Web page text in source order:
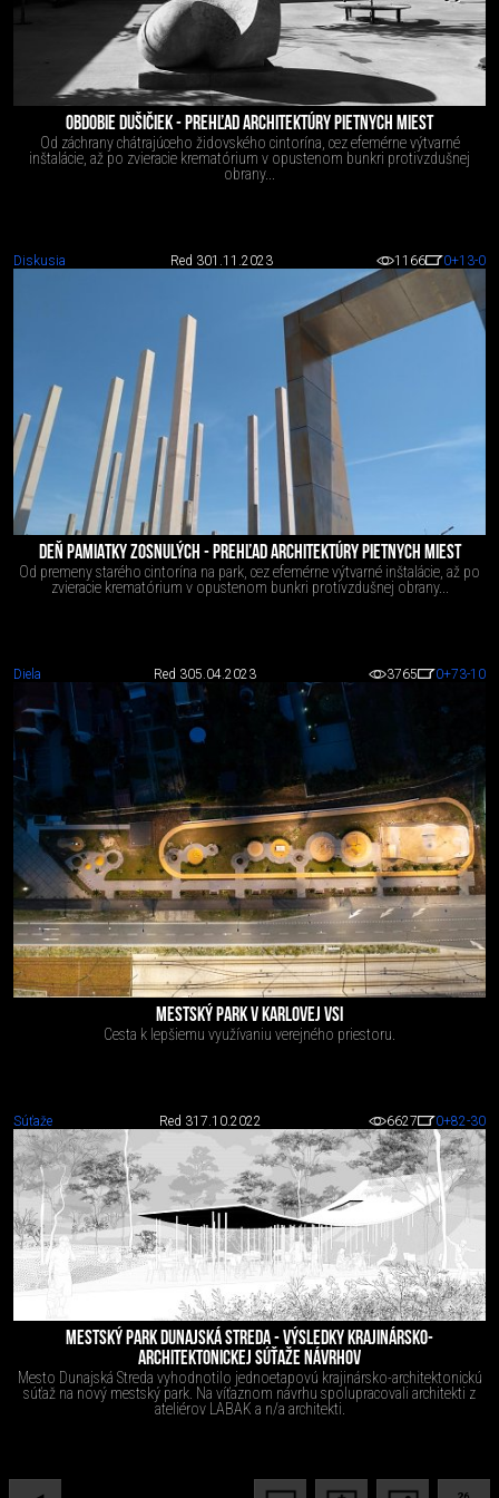
OBDOBIE DUŠIČIEK - PREHĽAD ARCHITEKTÚRY PIETNYCH MIEST
Od záchrany chátrajúceho židovského cintorína, cez efemérne výtvarné
inštalácie, až po zvieracie krematórium v opustenom bunkri protivzdušnej
obrany...
Diskusia Red 301.11.2023 1166 0+13-0
DEŇ PAMIATKY ZOSNULÝCH - PREHĽAD ARCHITEKTÚRY PIETNYCH MIEST
Od premeny starého cintorína na park, cez efemérne výtvarné inštalácie, až po
zvieracie krematórium v opustenom bunkri protivzdušnej obrany...
Diela Red 305.04.2023 3765 0+73-10
MESTSKÝ PARK V KARLOVEJ VSI
Cesta k lepšiemu využívaniu verejného priestoru.
Súťaže Red 317.10.2022 6627 0+82-30
MESTSKÝ PARK DUNAJSKÁ STREDA - VÝSLEDKY KRAJINÁRSKO-
ARCHITEKTONICKEJ SÚŤAŽE NÁVRHOV
Mesto Dunajská Streda vyhodnotilo jednoetapovú krajinársko-architektonickú
súťaž na nový mestský park. Na víťaznom návrhu spolupracovali architekti z
ateliérov LABAK a n/a architekti.